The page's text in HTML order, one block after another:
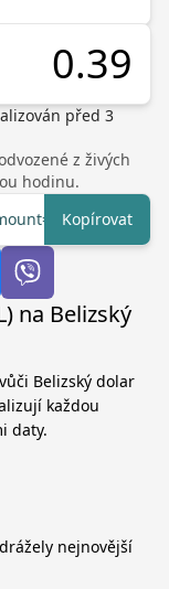
před 3
z živých
hodinu.
Kopírovat
na Belizský
Belizský dolar
každou
daty.
nejnovější